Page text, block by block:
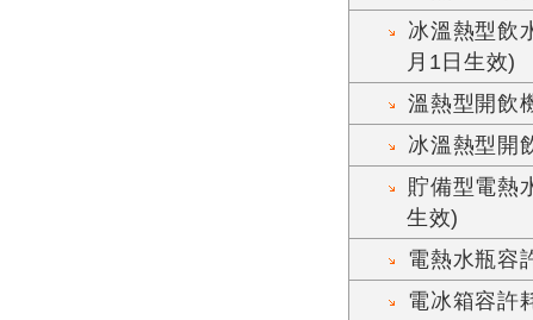
冰溫熱型飲
月1日生效)
溫熱型開飲
冰溫熱型開
貯備型電熱
生效)
電熱水瓶容
電冰箱容許